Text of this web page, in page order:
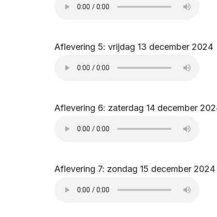
Aflevering 5: vrijdag 13 december 2024
Aflevering 6: zaterdag 14 december
Aflevering 7: zondag 15 december 2024